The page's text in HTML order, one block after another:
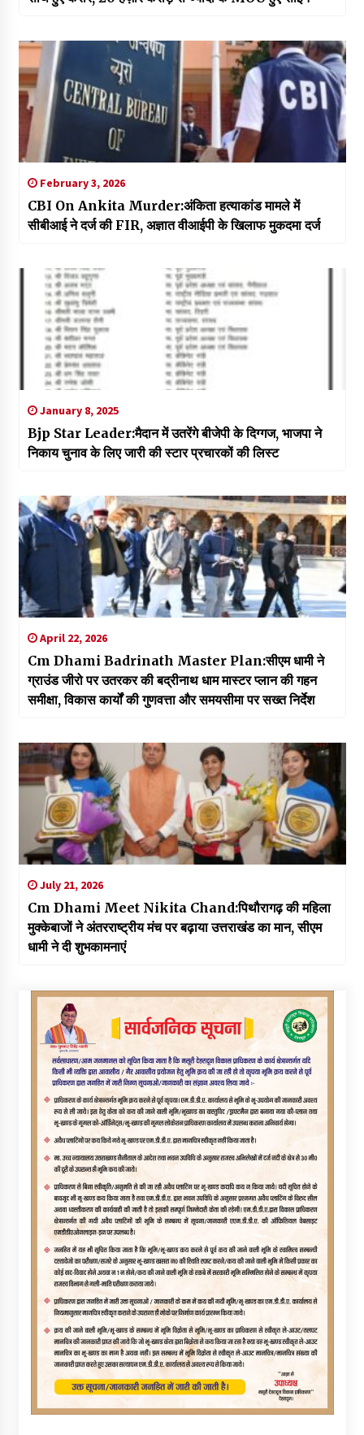
February 3, 2026
CBI On Ankita Murder:अंकिता हत्याकांड मामले में
सीबीआई ने दर्ज की FIR, अज्ञात वीआईपी के खिलाफ मुकदमा दर्ज
January 8, 2025
Bjp Star Leader:मैदान में उतरेंगे बीजेपी के दिग्गज, भाजपा ने
निकाय चुनाव के लिए जारी की स्टार प्रचारकों की लिस्ट
April 22, 2026
Cm Dhami Badrinath Master Plan:सीएम धामी ने
ग्राउंड जीरो पर उतरकर की बद्रीनाथ धाम मास्टर प्लान की गहन
समीक्षा, विकास कार्यों की गुणवत्ता और समयसीमा पर सख्त निर्देश
July 21, 2026
Cm Dhami Meet Nikita Chand:पिथौरागढ़ की महिला
मुक्केबाजों ने अंतरराष्ट्रीय मंच पर बढ़ाया उत्तराखंड का मान, सीएम
धामी ने दी शुभकामनाएं